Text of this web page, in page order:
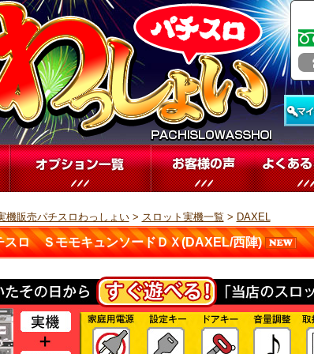
機販売パチスロわっしょい> スロット実機一覧 > DAXEL
スロ ＳモモキュンソードＤＸ(DAXEL/西陣)